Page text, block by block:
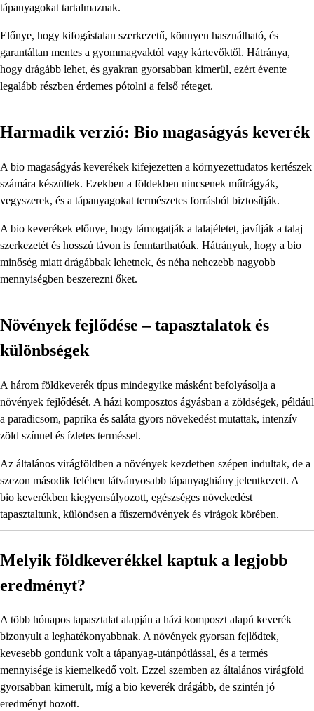
tápanyagokat tartalmaznak.
Előnye, hogy kifogástalan szerkezetű, könnyen használható, és
garantáltan mentes a gyommagvaktól vagy kártevőktől. Hátránya,
hogy drágább lehet, és gyakran gyorsabban kimerül, ezért évente
legalább részben érdemes pótolni a felső réteget.
Harmadik verzió: Bio magaságyás keverék
A bio magaságyás keverékek kifejezetten a környezettudatos kertészek
számára készültek. Ezekben a földekben nincsenek műtrágyák,
vegyszerek, és a tápanyagokat természetes forrásból biztosítják.
A bio keverékek előnye, hogy támogatják a talajéletet, javítják a talaj
szerkezetét és hosszú távon is fenntarthatóak. Hátrányuk, hogy a bio
minőség miatt drágábbak lehetnek, és néha nehezebb nagyobb
mennyiségben beszerezni őket.
Növények fejlődése – tapasztalatok és
különbségek
A három földkeverék típus mindegyike másként befolyásolja a
növények fejlődését. A házi komposztos ágyásban a zöldségek, például
a paradicsom, paprika és saláta gyors növekedést mutattak, intenzív
zöld színnel és ízletes terméssel.
Az általános virágföldben a növények kezdetben szépen indultak, de a
szezon második felében látványosabb tápanyaghiány jelentkezett. A
bio keverékben kiegyensúlyozott, egészséges növekedést
tapasztaltunk, különösen a fűszernövények és virágok körében.
Melyik földkeverékkel kaptuk a legjobb
eredményt?
A több hónapos tapasztalat alapján a házi komposzt alapú keverék
bizonyult a leghatékonyabbnak. A növények gyorsan fejlődtek,
kevesebb gondunk volt a tápanyag-utánpótlással, és a termés
mennyisége is kiemelkedő volt. Ezzel szemben az általános virágföld
gyorsabban kimerült, míg a bio keverék drágább, de szintén jó
eredményt hozott.